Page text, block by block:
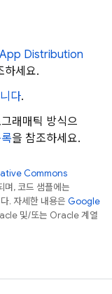
App Distribution
하세요.
다.
래매틱 방식으
을 참조하세요.
Commons
며, 코드 샘플에는
. 자세한 내용은 Google
및/또는 Oracle 계열